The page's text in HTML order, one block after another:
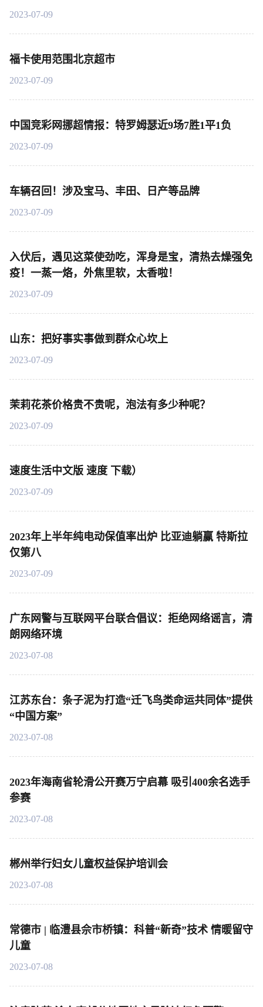
2023-07-09
福卡使用范围北京超市
2023-07-09
中国竞彩网挪超情报：特罗姆瑟近9场7胜1平1负
2023-07-09
车辆召回！涉及宝马、丰田、日产等品牌
2023-07-09
入伏后，遇见这菜使劲吃，浑身是宝，清热去燥强免
疫！一蒸一烙，外焦里软，太香啦！
2023-07-09
山东：把好事实事做到群众心坎上
2023-07-09
茉莉花茶价格贵不贵呢，泡法有多少种呢？
2023-07-09
速度生活中文版 速度 下载）
2023-07-09
2023年上半年纯电动保值率出炉 比亚迪躺赢 特斯拉
仅第八
2023-07-09
广东网警与互联网平台联合倡议：拒绝网络谣言，清
朗网络环境
2023-07-08
江苏东台：条子泥为打造“迁飞鸟类命运共同体”提供
“中国方案”
2023-07-08
2023年海南省轮滑公开赛万宁启幕 吸引400余名选手
参赛
2023-07-08
郴州举行妇女儿童权益保护培训会
2023-07-08
常德市 | 临澧县佘市桥镇：科普“新奇”技术 情暖留守
儿童
2023-07-08